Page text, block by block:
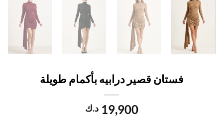
فستان قصير درابيه بأكمام طويلة
19,900 د.ك